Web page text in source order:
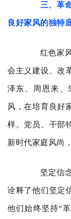
三、革
良好家风的独特
红色家风
会主义建设、改
泽东、周恩来、
风，在培育良好
样。党员、干部
新时代家庭风尚
坚定信念
诠释了他们坚定
他们始终坚持“